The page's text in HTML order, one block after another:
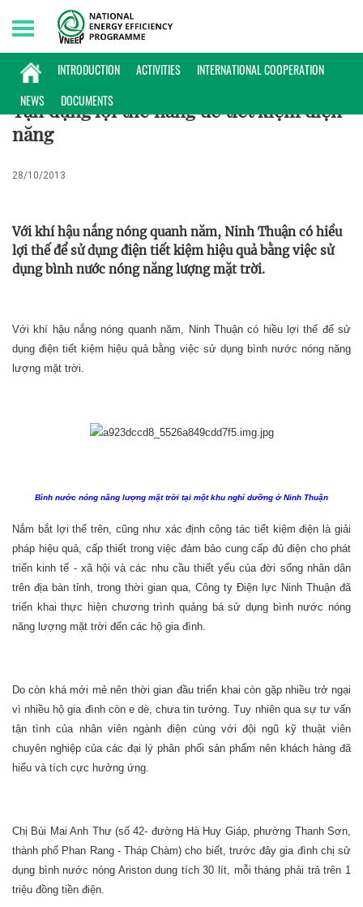
INTRODUCTION ACTIVITIES
INTERNATIONAL COOPERATION
NEWS
DOCUMENTS
Friday, 07/08/2026 | 06:39 GMT+7
PHỔ BIẾN KIẾN THỨC
Tận dụng lợi thế nắng để tiết kiệm điện
năng
28/10/2013
Với khí hậu nắng nóng quanh năm, Ninh Thuận có hiều
lợi thế để sử dụng điện tiết kiệm hiệu quả bằng việc sử
dụng bình nước nóng năng lượng mặt trời.
Với khí hậu nắng nóng quanh năm, Ninh Thuận có hiều lợi thế để sử
dụng điện tiết kiệm hiệu quả bằng việc sử dụng bình nước nóng năng
lượng mặt trời.
Bình nước nóng năng lượng mặt trời tại một khu nghỉ dưỡng ở Ninh Thuận
Nắm bắt lợi thế trên, cũng như xác định công tác tiết kiệm điện là giải
pháp hiệu quả, cấp thiết trong việc đảm bảo cung cấp đủ điện cho phát
triển kinh tế - xã hội và các nhu cầu thiết yếu của đời sống nhân dân
trên địa bàn tỉnh, trong thời gian qua, Công ty Điện lực Ninh Thuận đã
triển khai thực hiện chương trình quảng bá sử dụng bình nước nóng
năng lượng mặt trời đến các hộ gia đình.
Do còn khá mới mẻ nên thời gian đầu triển khai còn gặp nhiều trở ngại
vì nhiều hộ gia đình còn e dè, chưa tin tưởng. Tuy nhiên qua sự tư vấn
tận tình của nhân viên ngành điện cùng với đội ngũ kỹ thuật viên
chuyên nghiệp của các đại lý phân phối sản phẩm nên khách hàng đã
hiểu và tích cực hưởng ứng.
Chị Bùi Mai Anh Thư (số 42- đường Hà Huy Giáp, phường Thanh Sơn,
thành phố Phan Rang - Tháp Chàm) cho biết, trước đây gia đình chị sử
dụng bình nước nóng Ariston dung tích 30 lít, mỗi tháng phải trả trên 1
triệu đồng tiền điện.